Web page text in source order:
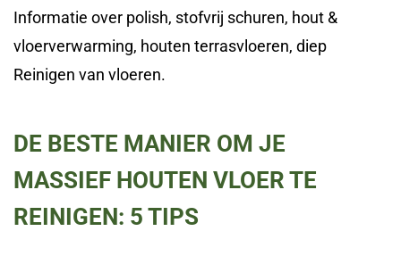
Informatie over polish, stofvrij schuren, hout &
vloerverwarming, houten terrasvloeren, diep
Reinigen van vloeren.
DE BESTE MANIER OM JE
MASSIEF HOUTEN VLOER TE
REINIGEN: 5 TIPS